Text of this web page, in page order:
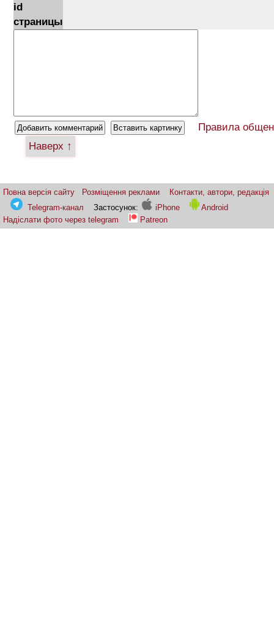
id
страницы
Правила
Наверх ↑
Повна версія сайту Розміщення реклами
Контакти, автори, редакція
Telegram-канал
Застосунок: iPhone
Android
Надіслати фото через telegram
Patreon